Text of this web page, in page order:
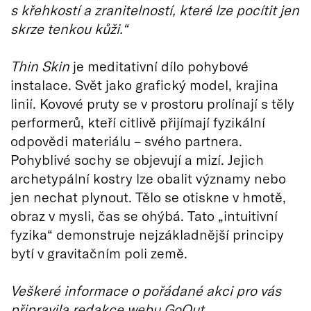
s křehkostí a zranitelností, které lze pocítit jen
skrze tenkou kůži.“
Thin Skin je meditativní dílo pohybové
instalace. Svět jako grafický model, krajina
linií. Kovové pruty se v prostoru prolínají s těly
performerů, kteří citlivě přijímají fyzikální
odpovědi materiálu – svého partnera.
Pohyblivé sochy se objevují a mizí. Jejich
archetypální kostry lze obalit významy nebo
jen nechat plynout. Tělo se otiskne v hmotě,
obraz v mysli, čas se ohýbá. Tato „intuitivní
fyzika“ demonstruje nejzákladnější principy
bytí v gravitačním poli země.
Veškeré informace o pořádané akci pro vás